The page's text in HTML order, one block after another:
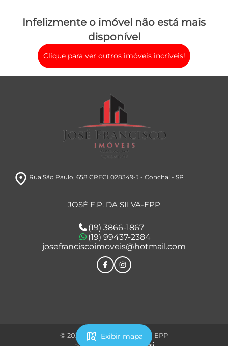
Infelizmente o imóvel não está mais
disponível
Clique para ver outros imóveis incríveis!
map_search Exibir mapa
room Rua São Paulo, 658 CRECI 028349-J - Conchal - SP
JOSÉ F.P. DA SILVA-EPP
(19) 3866-1867
(19) 99437-2384
josefranciscoimoveis@hotmail.com
© 2026 - JOSÉ F.P. DA SILVA-EPP